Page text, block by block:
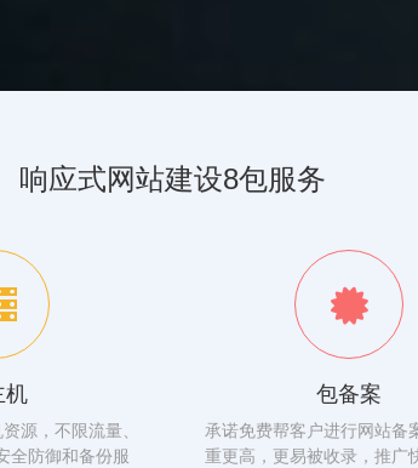
响应式网站建设8包服务
机
源，不限流量、
全防御和备份服
包备案
承诺免费帮客户进行网站备
重更高，更易被收录，推广